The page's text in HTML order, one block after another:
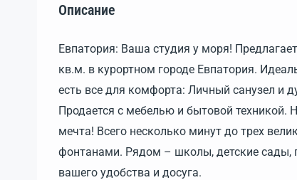
Описание
Евпатория: Ваша студия у моря!
кв.м. в курортном городе Евпатория.
есть все для комфорта: Личный санузел и
Продается с мебелью и бытовой
мечта! Всего несколько минут до трех
фонтанами. Рядом – школы, детские сады,
вашего удобства и досуга.